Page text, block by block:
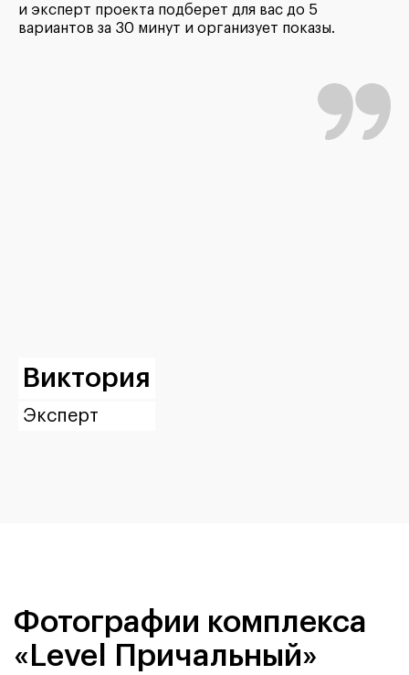
и эксперт проекта подберет для вас до 5
вариантов за 30 минут и организует показы.
Виктория
Эксперт
Фотографии комплекса
«Level Причальный»